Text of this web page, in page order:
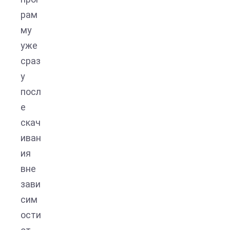
рам
му
уже
сраз
у
посл
е
скач
иван
ия
вне
зави
сим
ости